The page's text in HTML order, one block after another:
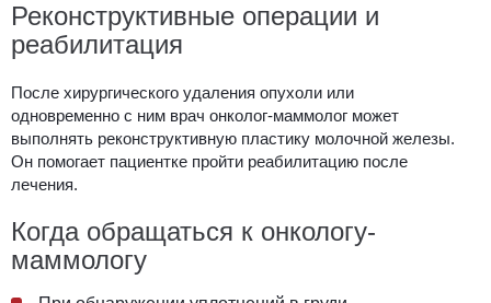
Реконструктивные операции и
реабилитация
После хирургического удаления опухоли или
одновременно с ним врач онколог-маммолог может
выполнять реконструктивную пластику молочной железы.
Он помогает пациентке пройти реабилитацию после
лечения.
Когда обращаться к онкологу-
маммологу